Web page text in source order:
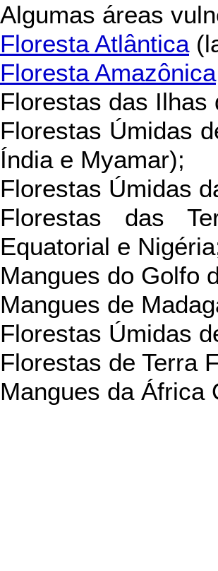
Algumas áreas
Floresta Atlântica
Floresta Amazônica
Florestas das
Florestas Úmidas
Índia e Myamar);
Florestas Úmidas
Florestas das
Equatorial e
Mangues do Golfo
Mangues de
Florestas Úmidas
Florestas de Terra
Mangues da África